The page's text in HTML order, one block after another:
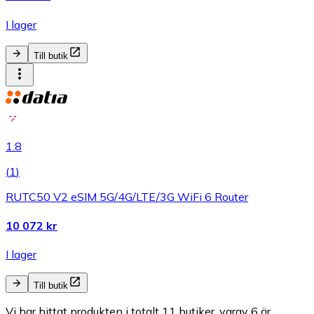
I lager
Till butik
1.8
(1)
RUTC50 V2 eSIM 5G/4G/LTE/3G WiFi 6 Router
10 072 kr
I lager
Till butik